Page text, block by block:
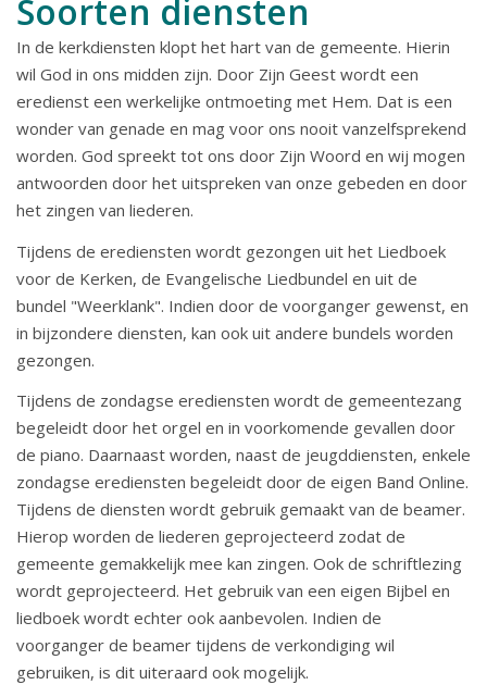
Soorten diensten
In de kerkdiensten klopt het hart van de gemeente. Hierin
wil God in ons midden zijn. Door Zijn Geest wordt een
eredienst een werkelijke ontmoeting met Hem. Dat is een
wonder van genade en mag voor ons nooit vanzelfsprekend
worden. God spreekt tot ons door Zijn Woord en wij mogen
antwoorden door het uitspreken van onze gebeden en door
het zingen van liederen.
Tijdens de erediensten wordt gezongen uit het Liedboek
voor de Kerken, de Evangelische Liedbundel en uit de
bundel "Weerklank". Indien door de voorganger gewenst, en
in bijzondere diensten, kan ook uit andere bundels worden
gezongen.
Tijdens de zondagse erediensten wordt de gemeentezang
begeleidt door het orgel en in voorkomende gevallen door
de piano. Daarnaast worden, naast de jeugddiensten, enkele
zondagse erediensten begeleidt door de eigen Band Online.
Tijdens de diensten wordt gebruik gemaakt van de beamer.
Hierop worden de liederen geprojecteerd zodat de
gemeente gemakkelijk mee kan zingen. Ook de schriftlezing
wordt geprojecteerd. Het gebruik van een eigen Bijbel en
liedboek wordt echter ook aanbevolen. Indien de
voorganger de beamer tijdens de verkondiging wil
gebruiken, is dit uiteraard ook mogelijk.